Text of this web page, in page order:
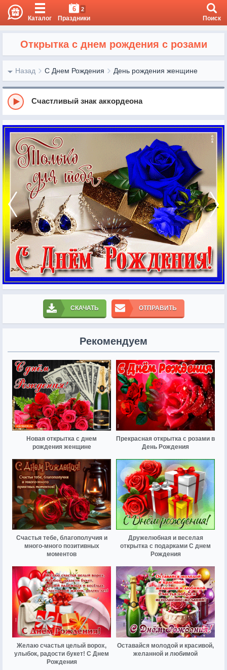
Каталог
6 2
Праздники Поиск
Открытка с днем рождения с розами
Назад С Днем Рождения День рождения женщине
Счастливый знак аккордеона
СКАЧАТЬ ОТПРАВИТЬ
Рекомендуем
Новая открытка с днем
рождения женщине
Прекрасная открытка с розами в
День Рождения
Счастья тебе, благополучия и
много-много позитивных
моментов
Дружелюбная и веселая
открытка с подарками С днем
Рождения
Желаю счастья целый ворох,
улыбок, радости букет! С Днем
Рождения
Оставайся молодой и красивой,
желанной и любимой